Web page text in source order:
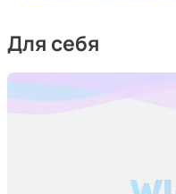
Для себя